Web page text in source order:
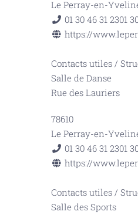
Le Perray-en-
01 30 46 31 2301
https://
Contacts utiles /
Salle de Danse
Rue des Lauriers
78610
Le Perray-en-
01 30 46 31 2301
https://
Contacts utiles /
Salle des Sports